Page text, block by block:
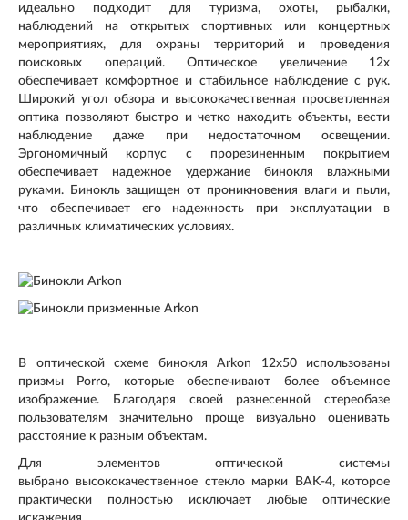
идеально подходит для туризма, охоты, рыбалки,
наблюдений на открытых спортивных или концертных
мероприятиях, для охраны территорий и проведения
поисковых операций. Оптическое увеличение 12х
обеспечивает комфортное и стабильное наблюдение с рук.
Широкий угол обзора и высококачественная просветленная
оптика позволяют быстро и четко находить объекты, вести
наблюдение даже при недостаточном освещении.
Эргономичный корпус с прорезиненным покрытием
обеспечивает надежное удержание бинокля влажными
руками. Бинокль защищен от проникновения влаги и пыли,
что обеспечивает его надежность при эксплуатации в
различных климатических условиях.
В оптической схеме бинокля Arkon 12x50 использованы
призмы Porro, которые обеспечивают более объемное
изображение. Благодаря своей разнесенной стереобазе
пользователям значительно проще визуально оценивать
расстояние к разным объектам.
Для элементов оптической системы
выбрано высококачественное стекло марки BAK-4, которое
практически полностью исключает любые оптические